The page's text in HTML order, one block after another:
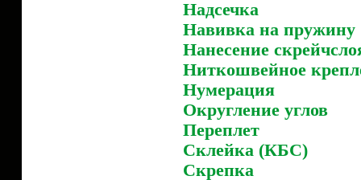
Надсечка
Навивка на пружину
Нанесение
Ниткошвейное
Нумерация
Округление углов
Переплет
Склейка (КБС)
Скрепка